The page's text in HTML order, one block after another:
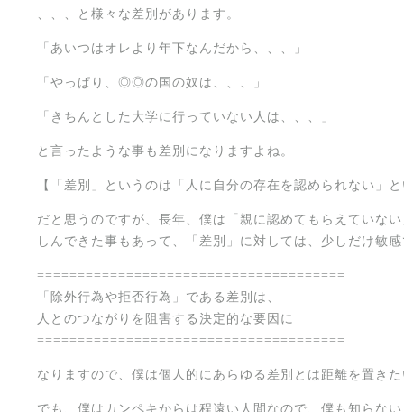
、、、と様々な差別があります。
「あいつはオレより年下なんだから、、、」
「やっぱり、◎◎の国の奴は、、、」
「きちんとした大学に行っていない人は、、、」
と言ったような事も差別になりますよね。
【「差別」というのは「人に自分の存在を認められない」
だと思うのですが、長年、僕は「親に認めてもらえていな
しんできた事もあって、「差別」に対しては、少しだけ敏
======================================
「除外行為や拒否行為」である差別は、
人とのつながりを阻害する決定的な要因に
======================================
なりますので、僕は個人的にあらゆる差別とは距離を置き
でも、僕はカンペキからは程遠い人間なので、僕も知らな